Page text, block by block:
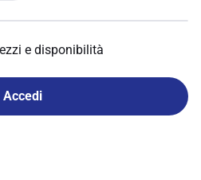
e disponibilità
Accedi